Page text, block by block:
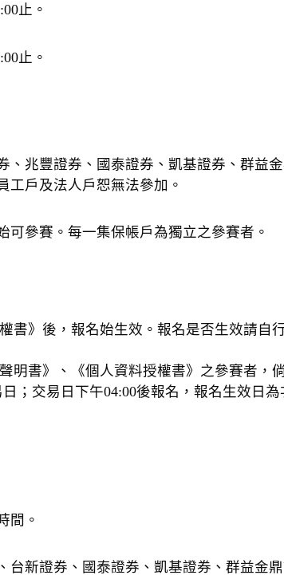
止。
止。
兆豐證券、國泰證券、凱基證券、群益
工戶及法人戶恕無法參加。
參賽。每一集保帳戶為獨立之參賽者。
書》後，報名始生效。報名是否生效請自
明書》、《個人資料授權書》之參賽者，
；交易日下午04:00後報名，報名生效日為
間。
台新證券、國泰證券、凱基證券、群益金